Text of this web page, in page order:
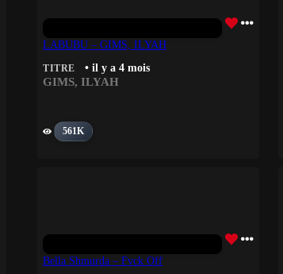
LABUBU – GIMS, ILYAH
TITRE • il y a 4 mois
GIMS, ILYAH
561K
Bella Shmurda – Fvck Off